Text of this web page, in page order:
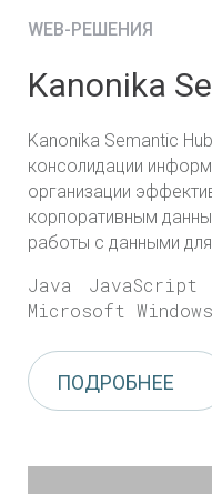
WEB-РЕШЕНИЯ
Kanonika
Kanonika Semantic
консолидации
организации
корпоративным
работы с данными для
Java JavaScript
Microsoft Windows
ПОДРОБНЕЕ